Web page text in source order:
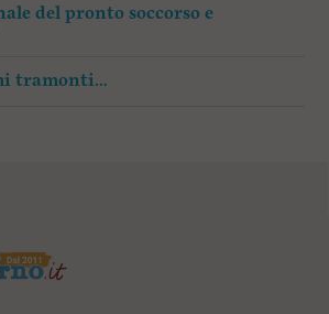
del pronto soccorso e
tramonti…